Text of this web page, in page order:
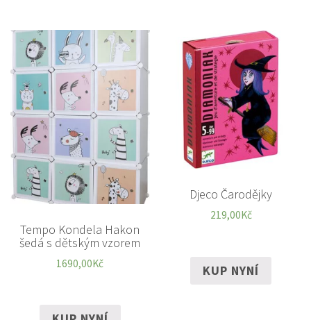
Tempo Kondela Hakon
šedá s dětským vzorem
1690,00Kč
Djeco Čarodějky
219,00Kč
KUP NYNÍ